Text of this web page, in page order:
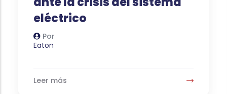
eléctrico
Por
Autor
Eaton
Leer más